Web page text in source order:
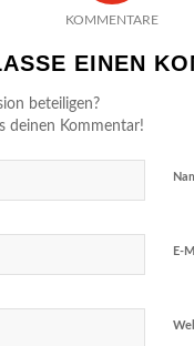
KOMMENTARE
EINEN
beteiligen?
deinen Kommentar!
E-